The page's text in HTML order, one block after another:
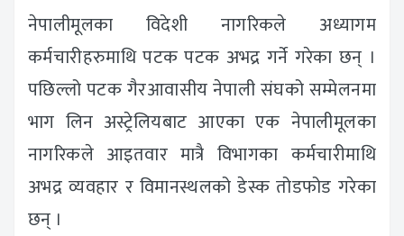
नेपालीमूलका विदेशी नागरिकले अध्यागम
कर्मचारीहरुमाथि पटक पटक अभद्र गर्ने गरेका छन् ।
पछिल्लो पटक गैरआवासीय नेपाली संघको सम्मेलनमा
भाग लिन अस्ट्रेलियबाट आएका एक नेपालीमूलका
नागरिकले आइतवार मात्रै विभागका कर्मचारीमाथि
अभद्र व्यवहार र विमानस्थलको डेस्क तोडफोड गरेका
छन् ।